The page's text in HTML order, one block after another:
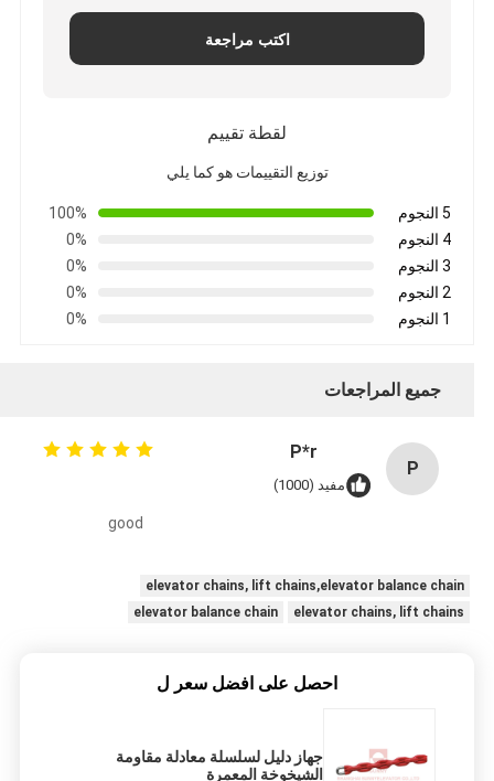
اكتب مراجعة
لقطة تقييم
توزيع التقييمات هو كما يلي
5 النجوم
100%
4 النجوم
0%
3 النجوم
0%
2 النجوم
0%
1 النجوم
0%
جميع المراجعات
P
P*r
مفيد (1000)
good
elevator chains, lift chains,elevator balance chain
elevator chains, lift chains
elevator balance chain
احصل على افضل سعر ل
جهاز دليل لسلسلة معادلة مقاومة
الشيخوخة المعمرة